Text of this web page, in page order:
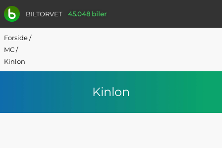
BILTORVET 45.048 biler
Forside/
MC/
Kinlon
Kinlon